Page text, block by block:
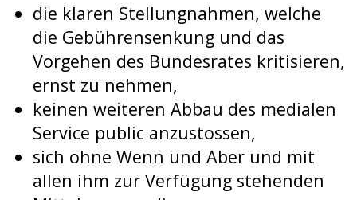
die klaren Stellungnahmen, welche
die Gebührensenkung und das
Vorgehen des Bundesrates kritisieren,
ernst zu nehmen,
keinen weiteren Abbau des medialen
Service public anzustossen,
sich ohne Wenn und Aber und mit
allen ihm zur Verfügung stehenden